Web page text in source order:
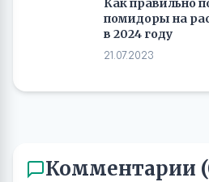
Как правильно
помидоры на
в 2024 году
21.07.2023
Комментарии